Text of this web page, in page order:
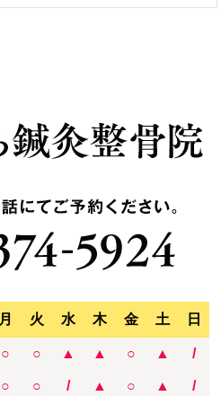
月 火 水 木 金 土 日
○ ○ ▲ ▲ ○ ▲ /
○ ○ / ▲ ○ ▲ /